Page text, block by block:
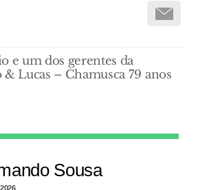
e um dos gerentes da
Lucas – Chamusca 79 anos
Sousa